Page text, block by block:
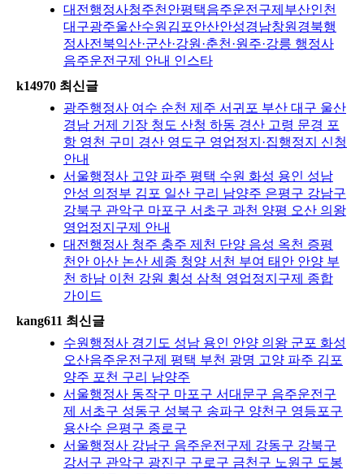
대전행정사청주천안평택음주운전구제부산인천
대구광주울산수원김포안산안성경남창원경북행
정사전북익산·군산·강원·춘천·원주·강릉 행정사
음주운전구제 안내 인스타
k14970 최신글
광주행정사 여수 순천 제주 서귀포 부산 대구 울산
경남 거제 기장 청도 산청 하동 경산 고령 문경 포
항 영천 구미 경산 영도구 영업정지·집행정지 신청
안내
서울행정사 고양 파주 평택 수원 화성 용인 성남
안성 의정부 김포 일산 구리 남양주 은평구 강남구
강북구 관악구 마포구 서초구 과천 양평 오산 의왕
영업정지구제 안내
대전행정사 청주 충주 제천 단양 음성 옥천 증평
천안 아산 논산 세종 청양 서천 부여 태안 안양 부
천 하남 이천 강원 횡성 삼척 영업정지구제 종합
가이드
kang611 최신글
수원행정사 경기도 성남 용인 안양 의왕 군포 화성
오산음주운전구제 평택 부천 광명 고양 파주 김포
양주 포천 구리 남양주
서울행정사 동작구 마포구 서대문구 음주운전구
제 서초구 성동구 성북구 송파구 양천구 영등포구
용산수 은평구 종로구
서울행정사 강남구 음주운전구제 강동구 강북구
강서구 관악구 광진구 구로구 금천구 노원구 도봉